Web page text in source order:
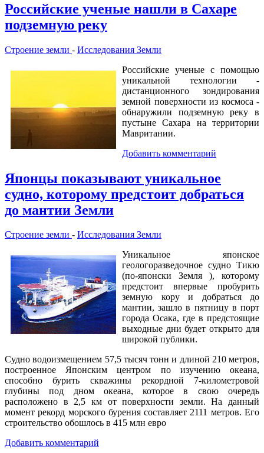
Российские ученые нашли в Сахаре
подземную реку
Строение земли - Исследования Земли
Российские ученые с помощью
уникальной технологии -
дистанционного зондирования
земной поверхности из космоса -
обнаружили подземную реку в
пустыне Сахара на территории
Мавритании.
Добавить комментарий
Японцы показывают уникальное
судно, которому предстоит добраться
до мантии Земли
Строение земли - Исследования Земли
Уникальное японское
геологоразведочное судно Тикю
(по-японски Земля ), которому
предстоит впервые пробурить
земную кору и добраться до
мантии, зашло в пятницу в порт
города Осака, где в предстоящие
выходные дни будет открыто для
широкой публики.
Судно водоизмещением 57,5 тысяч тонн и длиной 210 метров,
построенное Японским центром по изучению океана,
способно бурить скважины рекордной 7-километровой
глубины под дном океана, которое в свою очередь
расположено в 2,5 км от поверхности земли. На данный
момент рекорд морского бурения составляет 2111 метров. Его
строительство обошлось в 415 млн евро
Добавить комментарий